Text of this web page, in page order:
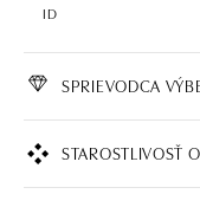
ID
SPRIEVODCA
STAROSTLIVOSŤ